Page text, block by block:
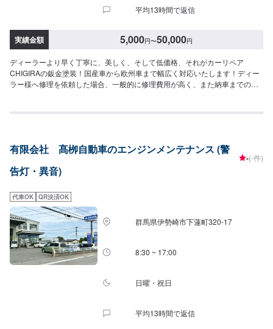
平均13時間で返信
実績金額 5,000円〜50,000円
ディーラーより早く丁寧に、美しく、そして低価格、それがカーリペア
CHIGIRAの鈑金塗装！国産車から欧州車まで幅広く対応いたします！ディー
ラー様へ修理を依頼した場合、一般的に修理費用が高く、また納車までの時
理を部品交換で対応してしまうから。私たちなら自社工場で即施工し、でき
い！--------------------------------------------------【1】オファーにてお問い合わせ
【2】お見積り【3】お見積りにご納得いただければ作業開始【4】仕上がり
次第納車□納期について□通常3〜5日程度で納車いたします。車種や状態によ
□作業中は無料の代車をご利用ください。※燃料代は、お客様負担となってお
ります。予め、ご了承ください。□パーツ持ち込みについて□パーツの持ち込
み可能です。オファーの際に持ち込みパーツの詳細をご入力ください。【定
休日・営業時間】定休日：祝日営業時間：9:00~19:00
有限会社 髙栁自動車のエンジンメンテナンス (警
告灯・異音)
-(-件)
代車OK QR決済OK
群馬県伊勢崎市下蓮町320-17
8:30 ~ 17:00
日曜・祝日
平均13時間で返信